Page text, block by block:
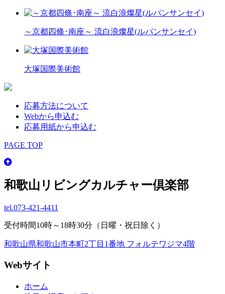
～京都四條･南座～ 流白浪燦星(ルパンサンセイ)
大塚国際美術館
応募方法について
Webから申込む
応募用紙から申込む
PAGE TOP
和歌山リビングカルチャー倶楽部
tel.073-421-4411
受付時間10時～18時30分（日曜・祝日除く）
和歌山県和歌山市本町2丁目1番地 フォルテワジマ4階
Webサイト
ホーム